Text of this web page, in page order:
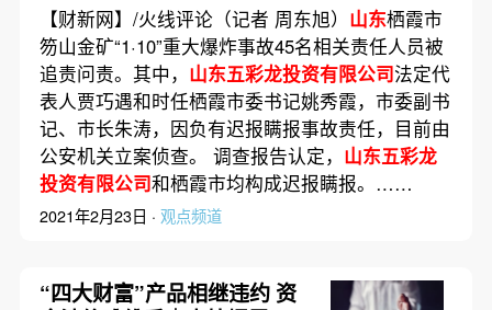
【财新网】/火线评论（记者 周东旭） 山东栖霞市
笏山金矿“1·10”重大爆炸事故45名相关责任人员被
追责问责。其中， 山东五彩龙投资有限公司法定代
表人贾巧遇和时任栖霞市委书记姚秀霞，市委副书
记、市长朱涛，因负有迟报瞒报事故责任，目前由
公安机关立案侦查。 调查报告认定， 山东五彩龙
投资有限公司和栖霞市均构成迟报瞒报。……
2021年2月23日 · 观点频道
“四大财富”产品相继违约 资